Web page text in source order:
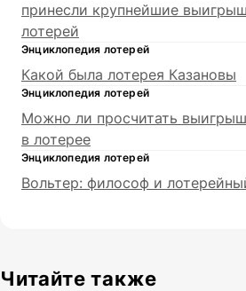
принесли крупнейшие
лотерей
Энциклопедия лотерей
Какой была лотерея Казановы
Энциклопедия лотерей
Можно ли просчитать
в лотерее
Энциклопедия лотерей
Вольтер: философ и
Читайте также